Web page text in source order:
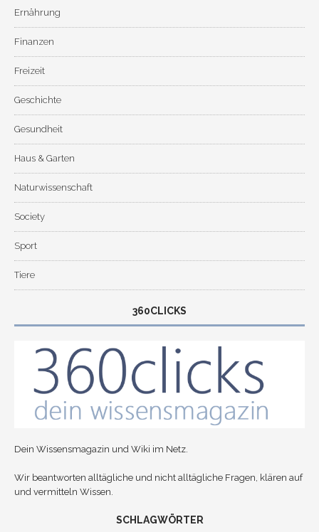
Ernährung
Finanzen
Freizeit
Geschichte
Gesundheit
Haus & Garten
Naturwissenschaft
Society
Sport
Tiere
360CLICKS
Dein Wissensmagazin und Wiki im Netz.
Wir beantworten alltägliche und nicht alltägliche Fragen, klären auf
und vermitteln Wissen.
SCHLAGWÖRTER